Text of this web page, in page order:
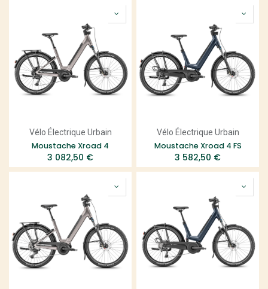
Vélo Électrique Urbain
Moustache Xroad 4
3 082,50 €
Vélo Électrique Urbain
Moustache Xroad 4 FS
3 582,50 €